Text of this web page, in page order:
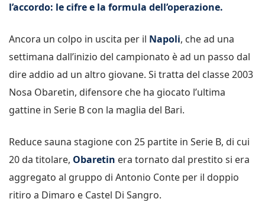
l’accordo: le cifre e la formula dell’operazione.
Ancora un colpo in uscita per il Napoli, che ad una
settimana dall’inizio del campionato è ad un passo dal
dire addio ad un altro giovane. Si tratta del classe 2003
Nosa Obaretin, difensore che ha giocato l’ultima
gattine in Serie B con la maglia del Bari.
Reduce sauna stagione con 25 partite in Serie B, di cui
20 da titolare, Obaretin era tornato dal prestito si era
aggregato al gruppo di Antonio Conte per il doppio
ritiro a Dimaro e Castel Di Sangro.